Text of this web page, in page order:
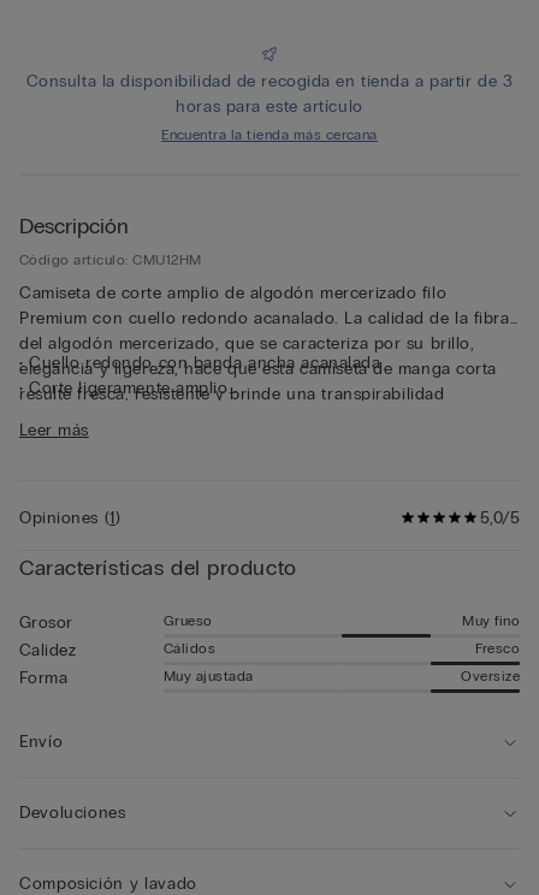
Consulta la disponibilidad de recogida en tienda a partir de 3
horas para este artículo
Encuentra la tienda más cercana
Descripción
Código artículo: CMU12HM
Camiseta de corte amplio de algodón mercerizado filo
Premium con cuello redondo acanalado. La calidad de la fibra
del algodón mercerizado, que se caracteriza por su brillo,
elegancia y ligereza, hace que esta camiseta de manga corta
resulte fresca, resistente y brinde una transpirabilidad
agradable para disfrutar de una comodidad impecable al
contacto con la piel. El tejido fino y el corte holgado hacen
• Cuello redondo con banda ancha acanalada
• Corte ligeramente amplio
Leer más
5,0/5
Opiniones (1)
Características del producto
Grosor Grueso Muy fino
Calidez Cálidos Fresco
Forma Muy ajustada Oversize
Envío
Devoluciones
Composición y lavado